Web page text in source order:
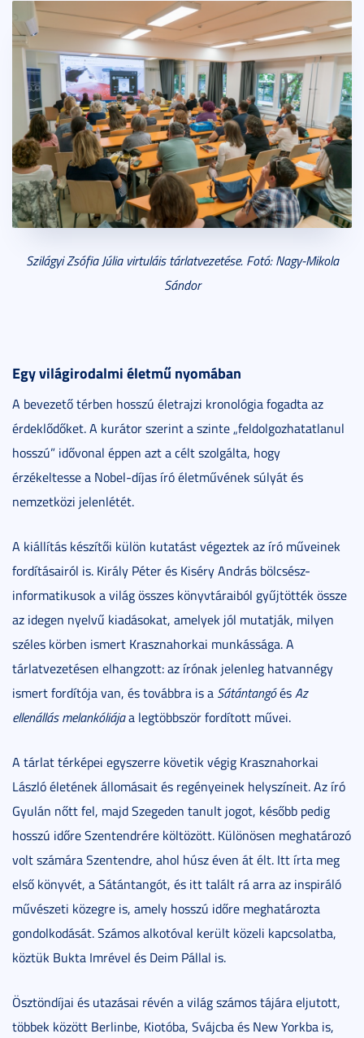
Szilágyi Zsófia Júlia virtuláis tárlatvezetése. Fotó: Nagy-Mikola
Sándor
Egy világirodalmi életmű nyomában
A bevezető térben hosszú életrajzi kronológia fogadta az
érdeklődőket. A kurátor szerint a szinte „feldolgozhatatlanul
hosszú” idővonal éppen azt a célt szolgálta, hogy
érzékeltesse a Nobel-díjas író életművének súlyát és
nemzetközi jelenlétét.
A kiállítás készítői külön kutatást végeztek az író műveinek
fordításairól is. Király Péter és Kiséry András bölcsész-
informatikusok a világ összes könyvtáraiból gyűjtötték össze
az idegen nyelvű kiadásokat, amelyek jól mutatják, milyen
széles körben ismert Krasznahorkai munkássága. A
tárlatvezetésen elhangzott: az írónak jelenleg hatvannégy
ismert fordítója van, és továbbra is a SátántangóésAz
ellenállás melankóliájaa legtöbbször fordított művei.
A tárlat térképei egyszerre követik végig Krasznahorkai
László életének állomásait és regényeinek helyszíneit. Az író
Gyulán nőtt fel, majd Szegeden tanult jogot, később pedig
hosszú időre Szentendrére költözött. Különösen meghatározó
volt számára Szentendre, ahol húsz éven át élt. Itt írta meg
első könyvét, a Sátántangót, és itt talált rá arra az inspiráló
művészeti közegre is, amely hosszú időre meghatározta
gondolkodását. Számos alkotóval került közeli kapcsolatba,
köztük Bukta Imrével és Deim Pállal is.
Ösztöndíjai és utazásai révén a világ számos tájára eljutott,
többek között Berlinbe, Kiotóba, Svájcba és New Yorkba is,